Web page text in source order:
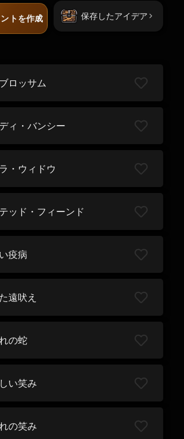
トを作成 保存したアイデア
ロッサム
ィ・バンシー
・ウィドウ
ッド・フィーンド
疫病
遠吠え
の蛇
い笑み
の笑み